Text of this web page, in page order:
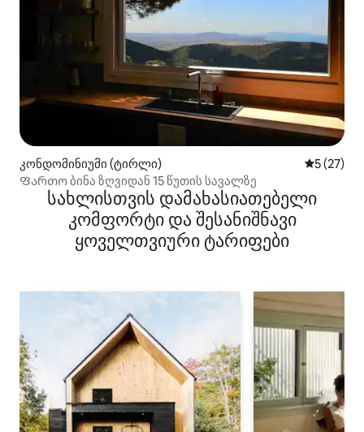
კონდომინიუმი (ტირლი) საშუალო
5 (27)
Ფართო ბინა ზღვიდან 15 წუთის სავალზე
სახლისთვის დამახასიათებელი
კომფორტი და შესანიშნავი
ყოველთვიური ტარიფები